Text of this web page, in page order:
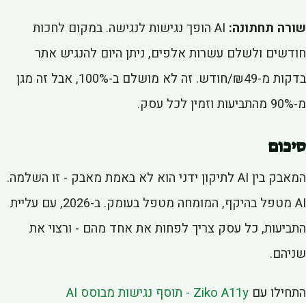
תחתונה:
AI הופך נגישות לנגישה. במקום לחכות
ולשלם עשרות אלפים, ניתן היום להנגיש אתר
בדקות מ-₪49/חודש. זה לא מושלם ב-100%, אבל זה מגן
עסק.
המאבק בין AI לתיקון ידני הוא לא באמת מאבק - זו השלמה.
AI מטפל בהיקף, המומחה מטפל בעומק. ב-2026, עם עליית
כל עסק צריך לפחות את אחד מהם - ורצוי את
עםZiko A11y - תוסף נגישות מבוסס AI